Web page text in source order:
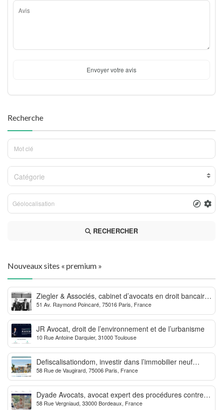
Envoyer votre avis
Recherche
Catégorie
RECHERCHER
Nouveaux sites « premium »
Ziegler & Associés, cabinet d’avocats en droit bancaire,
cryptomonnaie et escroqueries financières
51 Av. Raymond Poincaré, 75016 Paris, France
JR Avocat, droit de l’environnement et de l’urbanisme
10 Rue Antoine Darquier, 31000 Toulouse
Defiscalisationdom, investir dans l’immobilier neuf
Outre-mer
58 Rue de Vaugirard, 75006 Paris, France
Dyade Avocats, avocat expert des procédures contre la
MDPH
58 Rue Vergniaud, 33000 Bordeaux, France